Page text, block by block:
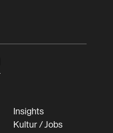
Insights
Kultur / Jobs